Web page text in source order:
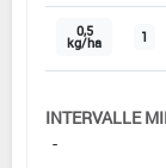
0,5
kg/ha 1
INTERVALLE
-